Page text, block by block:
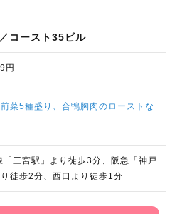
ースト35ビル
円
前菜5種盛り、合鴨胸肉のローストな
「三宮駅」より徒歩3分、阪急「神戸
徒歩2分、西口より徒歩1分